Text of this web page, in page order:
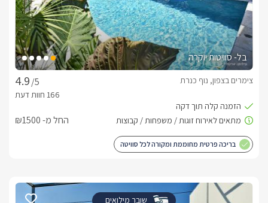
בל- סוויטות יוקרה
/5
צימרים בצפון, נוף כנרת
החל מ- ₪1500
בריכה פרטית מחוממת ומקורה לכל סוויטה
שובר מילואים